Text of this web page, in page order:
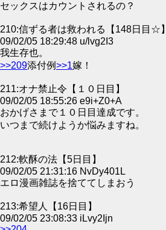
セックスはカウントされるの？
210:信ずる者は救われる【148日目☆
09/02/05 18:29:48 u/lvg2I3
我生存也。
>>209添付例>>1嫁！
211:オナ禁止令【１０日目】
09/02/05 18:55:26 e9i+Z0+A
おかげさまで１０日目達成です。
いつまで続けようか悩みますね。
212:軟酥の法【5日目】
09/02/05 21:31:16 NvDy401L
エロ漫画雑誌を捨ててしまおう
213:希望人【16日目】
09/02/05 23:08:33 iLvy2Ijn